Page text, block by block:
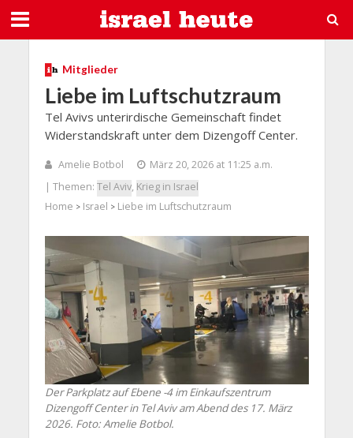
Mitglieder
Liebe im Luftschutzraum
Tel Avivs unterirdische Gemeinschaft findet
Widerstandskraft unter dem Dizengoff Center.
Amelie Botbol
März 20, 2026 at 11:25 a.m.
| Themen: Tel Aviv, Krieg in Israel
Home > Israel > Liebe im Luftschutzraum
Der Parkplatz auf Ebene -4 im Einkaufszentrum
Dizengoff Center in Tel Aviv am Abend des 17. März
2026. Foto: Amelie Botbol.